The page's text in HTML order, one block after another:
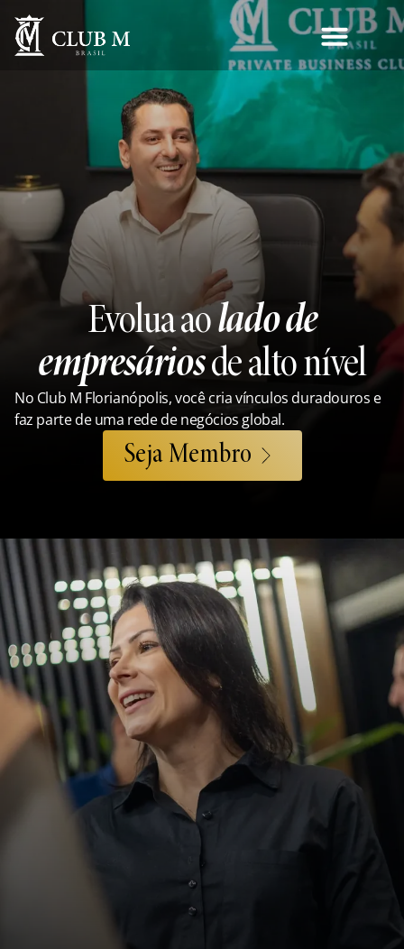
Evolua aolado de
empresáriosde alto nível
No Club M Florianópolis, você cria vínculos duradouros e
faz parte de uma rede de negócios global.
Seja Membro